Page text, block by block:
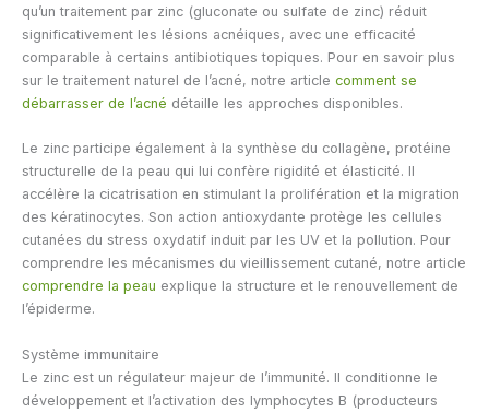
qu’un traitement par zinc (gluconate ou sulfate de zinc) réduit
significativement les lésions acnéiques, avec une efficacité
comparable à certains antibiotiques topiques. Pour en savoir plus
sur le traitement naturel de l’acné, notre article comment se
débarrasser de l’acné détaille les approches disponibles.
Le zinc participe également à la synthèse du collagène, protéine
structurelle de la peau qui lui confère rigidité et élasticité. Il
accélère la cicatrisation en stimulant la prolifération et la migration
des kératinocytes. Son action antioxydante protège les cellules
cutanées du stress oxydatif induit par les UV et la pollution. Pour
comprendre les mécanismes du vieillissement cutané, notre article
comprendre la peau explique la structure et le renouvellement de
l’épiderme.
Système immunitaire
Le zinc est un régulateur majeur de l’immunité. Il conditionne le
développement et l’activation des lymphocytes B (producteurs